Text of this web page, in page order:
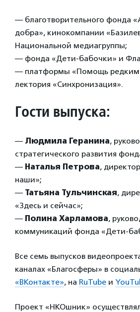
— благотворительного фонда
добра», кинокомпании
Национальной медиагруппы;
— фонда «Дети-бабочки» и
— платформы «Помощь
лектория «Синхронизация».
Гости выпуска:
— Людмила Геранина,
стратегического развития
— Наталья Петрова,
наши»;
— Татьяна Тульчинская,
«Здесь и сейчас»;
— Полина Харламова,
коммуникаций фонда «Дети-
Все семь выпусков
каналах «Благосферы» в
«ВКонтакте», на RuTube и
Проект «НКОшник»